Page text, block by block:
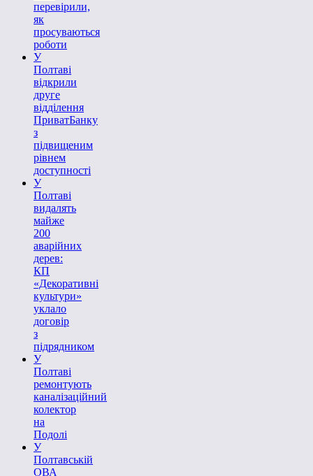
перевірили,
як
просуваються
роботи
У
Полтаві
відкрили
друге
відділення
ПриватБанку
з
підвищеним
рівнем
доступності
У
Полтаві
видалять
майже
200
аварійних
дерев:
КП
«Декоративні
культури»
уклало
договір
з
підрядником
У
Полтаві
ремонтують
каналізаційний
колектор
на
Подолі
У
Полтавській
ОВА